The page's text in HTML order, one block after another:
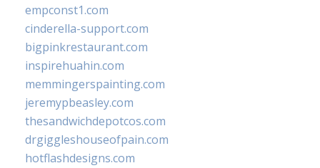
empconst1.com
cinderella-support.com
bigpinkrestaurant.com
inspirehuahin.com
memmingerspainting.com
jeremypbeasley.com
thesandwichdepotcos.com
drgiggleshouseofpain.com
hotflashdesigns.com